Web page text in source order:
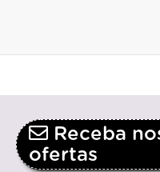
Receba
ofertas